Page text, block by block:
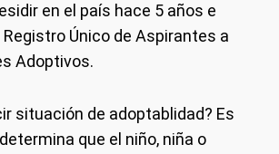
en el país hace 5 años e
Único de Aspirantes a
Adoptivos.
situación de adoptablidad? Es
que el niño, niña o